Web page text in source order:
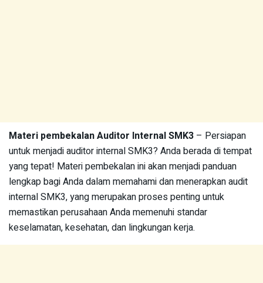
Materi pembekalan Auditor Internal SMK3 – Persiapan
untuk menjadi auditor internal SMK3? Anda berada di tempat
yang tepat! Materi pembekalan ini akan menjadi panduan
lengkap bagi Anda dalam memahami dan menerapkan audit
internal SMK3, yang merupakan proses penting untuk
memastikan perusahaan Anda memenuhi standar
keselamatan, kesehatan, dan lingkungan kerja.